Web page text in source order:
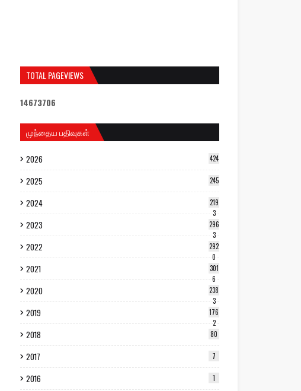
TOTAL PAGEVIEWS
14673706
முந்தைய பதிவுகள்
2026 424
2025 245
2024
219
3
2023
296
3
2022
292
0
2021
301
6
2020
238
3
2019
176
2
2018 80
2017 7
2016 1